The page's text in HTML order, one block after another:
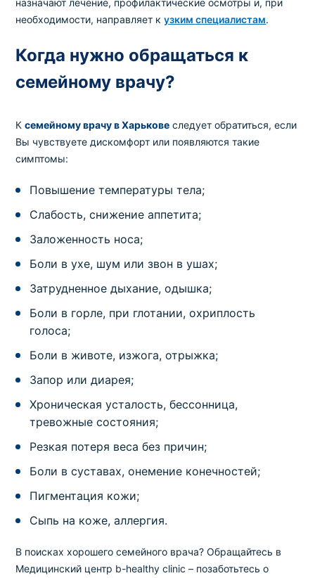
необходимости, направляет кузким специалистам.
Когда нужно обращаться к
семейному врачу?
Ксемейному врачу в Харькове следует обратиться, если
Вы чувствуете дискомфорт или появляются такие
симптомы:
Повышение температуры тела;
Слабость, снижение аппетита;
Заложенность носа;
Боли в ухе, шум или звон в ушах;
Затрудненное дыхание, одышка;
Боли в горле, при глотании, охриплость
голоса;
Боли в животе, изжога, отрыжка;
Запор или диарея;
Хроническая усталость, бессонница,
тревожные состояния;
Резкая потеря веса без причин;
Боли в суставах, онемение конечностей;
Пигментация кожи;
Сыпь на коже, аллергия.
В поисках хорошего семейного врача? Обращайтесь в
Медицинский центр b-healthy clinic – позаботьтесь о